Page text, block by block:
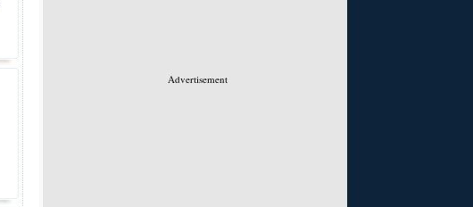
Advertisement